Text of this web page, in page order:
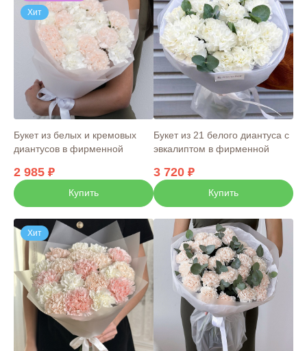
Хит
Букет из белых и кремовых
диантусов в фирменной
2 985
Купить
Букет из 21 белого диантуса с
эвкалиптом в фирменной
3 720
Купить
Хит